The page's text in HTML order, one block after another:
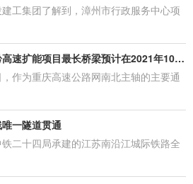
工集团了解到，漳州市行政服务中心项
重庆綦江：渝黔高速扩能项目最长桥梁预计在2021年10月实现合龙
作为重庆高速公路网南北主轴的主要通
一隧道贯通
二十四局承建的江苏南沿江城际铁路全